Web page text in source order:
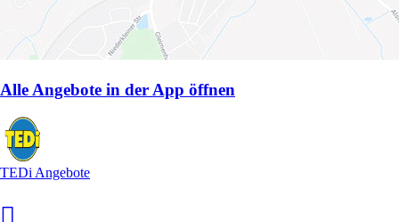
Alle Angebote in der App öffnen
TEDi Angebote